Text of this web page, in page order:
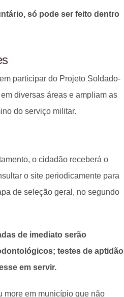
só pode ser feito dentro
participar do Projeto Soldado-
diversas áreas e ampliam as
do serviço militar.
o cidadão receberá o
o site periodicamente para
de seleção geral, no segundo
de imediato serão
testes de aptidão
em servir.
more em município que não